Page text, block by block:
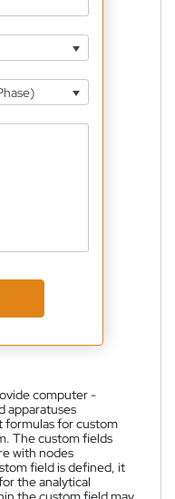
computer -
apparatuses
for custom
The custom fields
with nodes
field is defined, it
the analytical